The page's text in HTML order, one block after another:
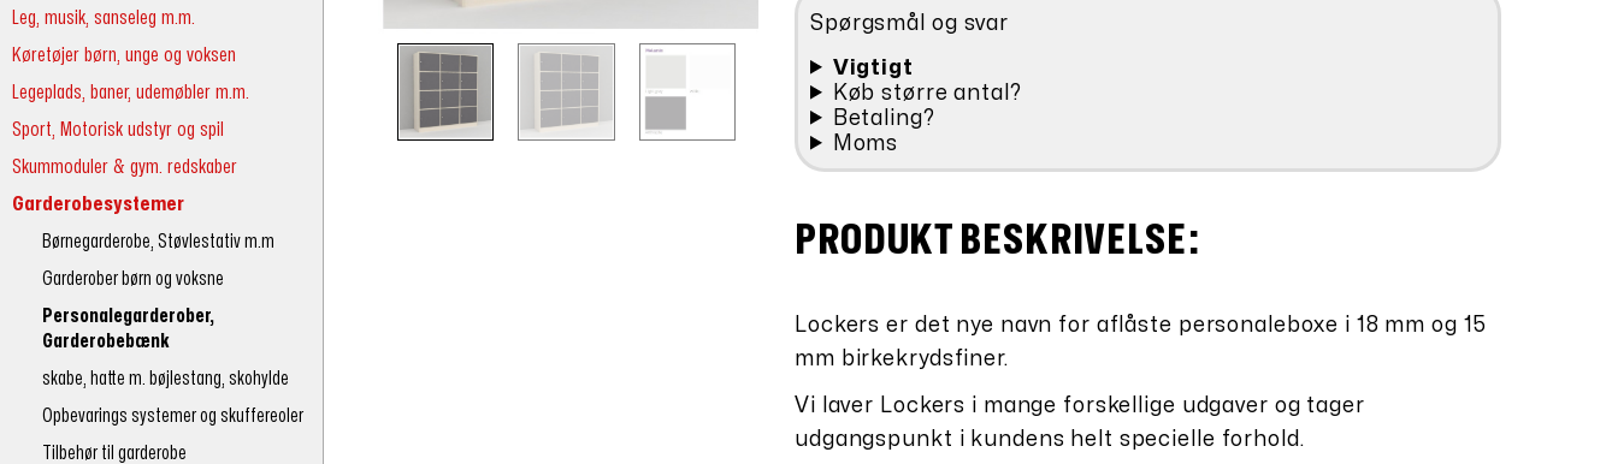
Leg, musik, sanseleg m.m.
Køretøjer børn, unge og voksen
Legeplads, baner, udemøbler m.m.
Sport, Motorisk udstyr og spil
Skummoduler & gym. redskaber
Garderobesystemer
Børnegarderobe, Støvlestativ m.m
Garderober børn og voksne
Personalegarderober,
Garderobebænk
skabe, hatte m. bøjlestang, skohylde
Opbevarings systemer og skuffereoler
Tilbehør til garderobe
Spørgsmål og svar
Vigtigt
Køb større antal?
Betaling?
Moms
PRODUKT BESKRIVELSE:
Lockers er det nye navn for aflåste personaleboxe i 18 mm og 15
mm birkekrydsfiner.
Vi laver Lockers i mange forskellige udgaver og tager
udgangspunkt i kundens helt specielle forhold.